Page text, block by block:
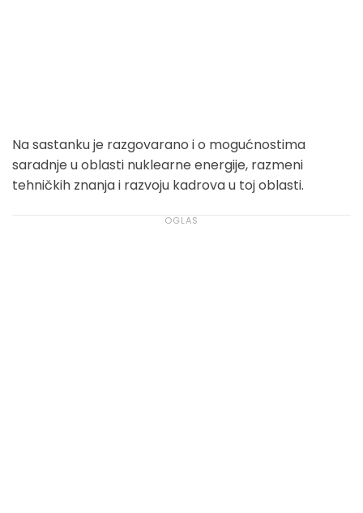
Na sastanku je razgovarano i o mogućnostima
saradnje u oblasti nuklearne energije, razmeni
tehničkih znanja i razvoju kadrova u toj oblasti.